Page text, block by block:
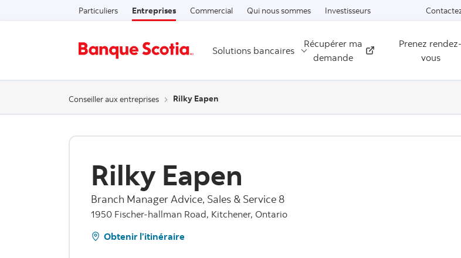
Passer au contenu
Particuliers Entreprises Commercial Qui nous sommes Investisseurs
Solutions bancaires
Récupérer ma
demande
Externe
Prenez rendez-
vous
Conseiller aux entreprises Rilky Eapen
Rilky Eapen
Branch Manager Advice, Sales & Service 8
1950 Fischer-hallman Road, Kitchener, Ontario
Obtenir l’itinéraire